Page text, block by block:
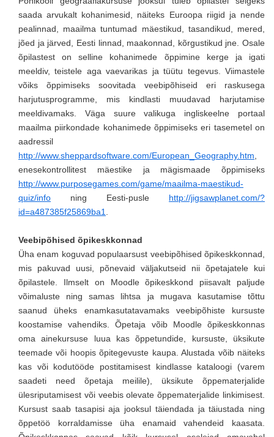
saada arvukalt kohanimesid, näiteks Euroopa riigid ja nende
pealinnad, maailma tuntumad mäestikud, tasandikud, mered,
jõed ja järved, Eesti linnad, maakonnad, kõrgustikud jne. Osale
õpilastest on selline kohanimede õppimine kerge ja igati
meeldiv, teistele aga vaevarikas ja tüütu tegevus. Viimastele
võiks õppimiseks soovitada veebipõhiseid eri raskusega
harjutusprogramme, mis kindlasti muudavad harjutamise
meeldivamaks. Väga suure valikuga ingliskeelne portaal
maailma piirkondade kohanimede õppimiseks eri tasemetel on
aadressil
http://www.sheppardsoftware.com/European_Geography.htm
enesekontrollitest mäestike ja mägismaade õppimiseks
http://www.purposegames.com/game/maailma-maestikud-
quiz/info ning Eesti-pusle http://jigsawplanet.com/?
id=a487385f25869ba1
Veebipõhised õpikeskkonnad
Üha enam koguvad populaarsust veebipõhised õpikeskkonnad,
mis pakuvad uusi, põnevaid väljakutseid nii õpetajatele kui
õpilastele. Ilmselt on Moodle õpikeskkond piisavalt paljude
võimaluste ning samas lihtsa ja mugava kasutamise tõttu
saanud üheks enamkasutatavamaks veebipõhiste kursuste
koostamise vahendiks. Õpetaja võib Moodle õpikeskkonnas
oma ainekursuse luua kas õppetundide, kursuste, üksikute
teemade või hoopis õpitegevuste kaupa. Alustada võib näiteks
kas või kodutööde postitamisest kindlasse kataloogi (varem
saadeti need õpetaja meilile), üksikute õppematerjalide
ülesriputamisest või veebis olevate õppematerjalide linkimisest.
Kursust saab tasapisi aja jooksul täiendada ja täiustada ning
õppetöö korraldamisse üha enamaid vahendeid kaasata.